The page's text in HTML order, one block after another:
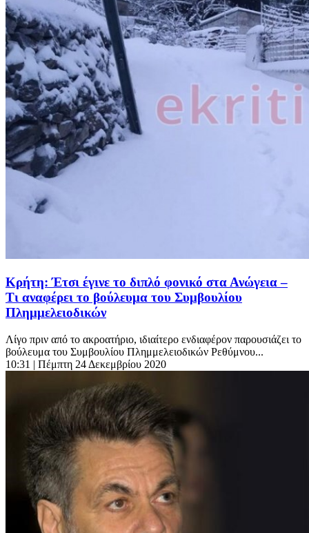
Κρήτη: Έτσι έγινε το διπλό φονικό στα Ανώγεια –
Τι αναφέρει το βούλευμα του Συμβουλίου
Πλημμελειοδικών
Λίγο πριν από το ακροατήριο, ιδιαίτερο ενδιαφέρον παρουσιάζει το
βούλευμα του Συμβουλίου Πλημμελειοδικών Ρεθύμνου...
10:31 | Πέμπτη 24 Δεκεμβρίου 2020